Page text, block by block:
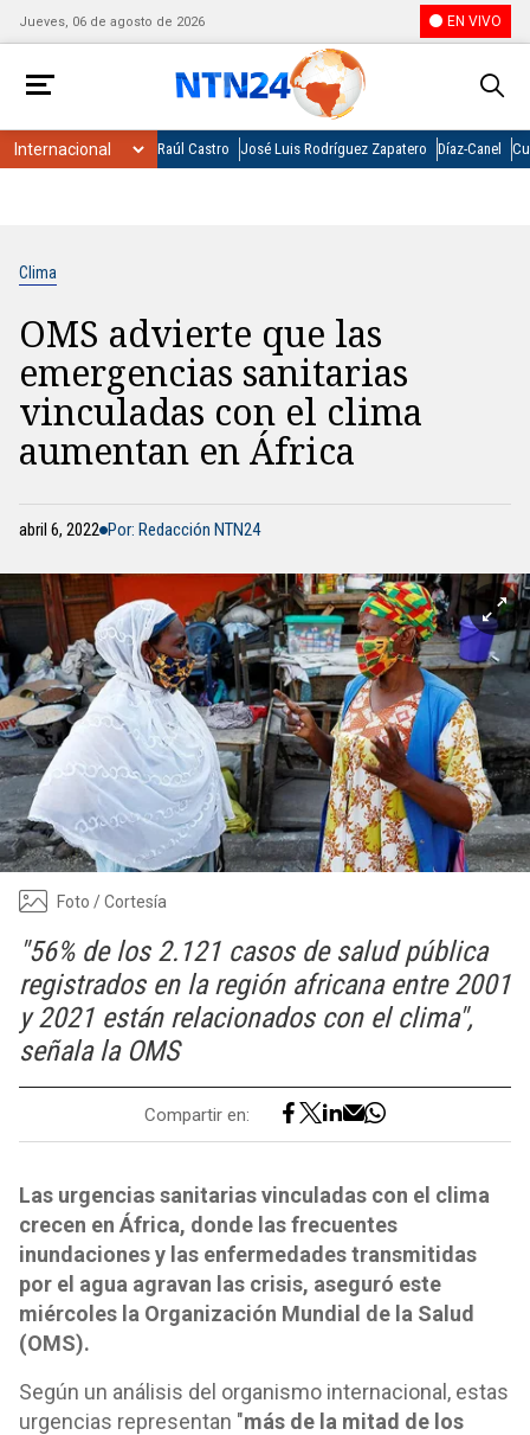
Jueves, 06 de agosto de 2026 EN VIVO
Raúl Castro José Luis Rodríguez Zapatero Díaz-Canel
Clima
OMS advierte que las
emergencias sanitarias
vinculadas con el clima
aumentan en África
abril 6, 2022 Por: Redacción NTN24
Foto / Cortesía
"56% de los 2.121 casos de salud pública
registrados en la región africana entre 2001
y 2021 están relacionados con el clima",
señala la OMS
Compartir en:
Las urgencias sanitarias vinculadas con el clima
crecen en África, donde las frecuentes
inundaciones y las enfermedades transmitidas
por el agua agravan las crisis, aseguró este
miércoles la Organización Mundial de la Salud
(OMS).
Según un análisis del organismo internacional, estas
urgencias representan "más de la mitad de los